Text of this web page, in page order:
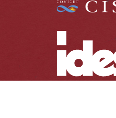
Menú principal